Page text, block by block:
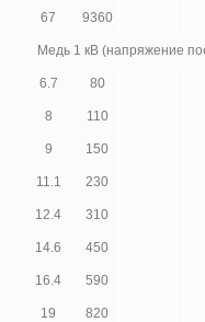
67 9360
Медь 1 кВ (напряжение
6.7 80
8 110
9 150
11.1 230
12.4 310
14.6 450
16.4 590
19 820